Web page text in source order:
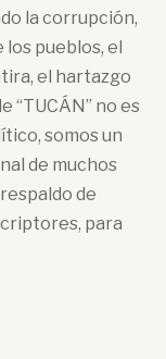
la corrupción,
pueblos, el
el hartazgo
“TUCÁN” no es
somos un
de muchos
de
para